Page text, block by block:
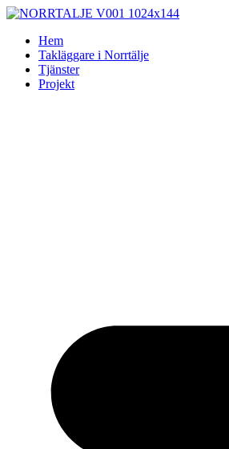
Skip
contentHem
Takläggare i Norrtälje
Tjänster
Projekt